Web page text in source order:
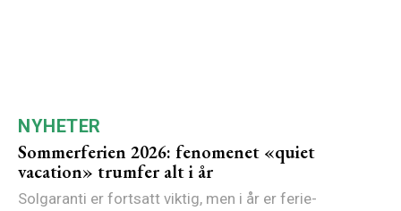
NYHETER
Sommerferien 2026: fenomenet «quiet
vacation» trumfer alt i år
Solgaranti er fortsatt viktig, men i år er ferie-